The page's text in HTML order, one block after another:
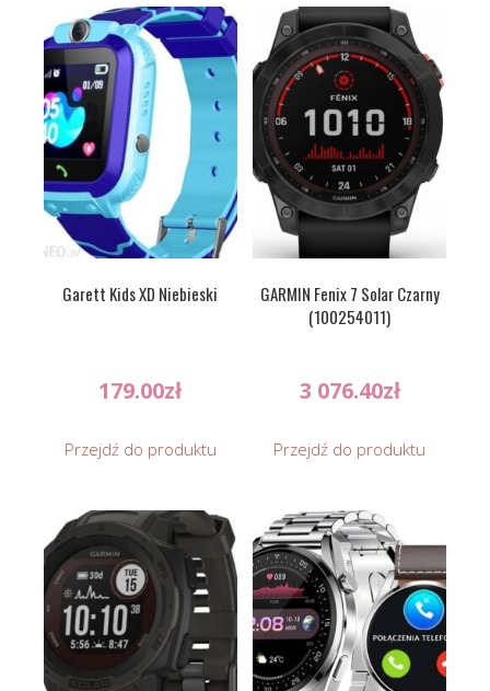
Garett Kids XD Niebieski
179.00zł
Przejdź do produktu
GARMIN Fenix 7 Solar Czarny
(100254011)
3 076.40zł
Przejdź do produktu